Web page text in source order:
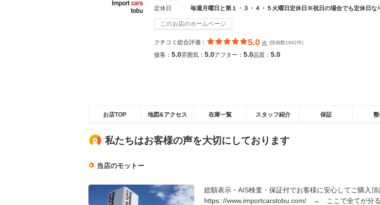
定休日
毎週月曜日と第１・３・４・５火曜日定休日※祝日の場合でも定休日な
このお店のホームページ
クチコミ総合評価： 5.0 点 (投稿数1942件)
接客： 5.0雰囲気： 5.0アフター： 5.0品質： 5.0
お店TOP 地図&アクセス 在庫一覧 スタッフ紹介 保証
私たちはお客様の声を大切にしております
当店のモットー
総額表示・AIS検査・保証付でお客様に安心してご購入
https:://www.importcarstobu.com/ → ここで全てが分